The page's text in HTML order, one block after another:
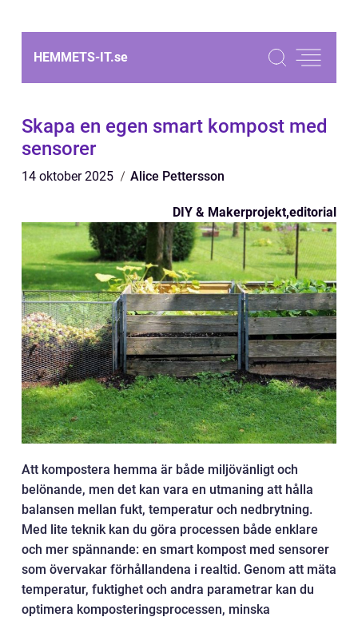
HEMMETS-IT.se
Skapa en egen smart kompost med
sensorer
14 oktober 2025 Alice Pettersson
DIY & Makerprojekt,editorial
Att kompostera hemma är både miljövänligt och
belönande, men det kan vara en utmaning att hålla
balansen mellan fukt, temperatur och nedbrytning.
Med lite teknik kan du göra processen både enklare
och mer spännande: en smart kompost med sensorer
som övervakar förhållandena i realtid. Genom att mäta
temperatur, fuktighet och andra parametrar kan du
optimera komposteringsprocessen, minska